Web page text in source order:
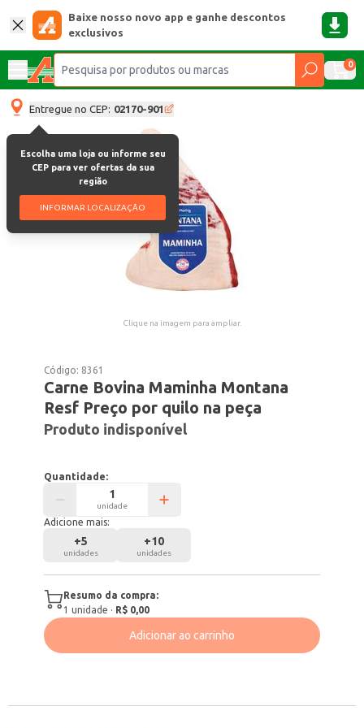
Baixe nosso novo app e ganhe descontos
exclusivos
0
Entregue no CEP: 02170-901
Escolha uma loja ou informe seu
CEP para ver ofertas da sua
região
INFORMAR LOCALIZAÇÃO
Clique na imagem para ampliar.
Código: 8361
Carne Bovina Maminha Montana
Resf Preço por quilo na peça
Produto indisponível
Quantidade:
unidade
Adicione mais:
+5
unidades
+10
unidades
Resumo da compra:
1 unidade · R$ 0,00
Adicionar ao carrinho